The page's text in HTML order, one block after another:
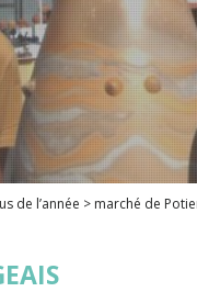
de l’année > marché de